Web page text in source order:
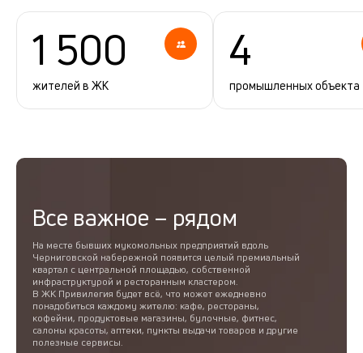
1 500
жителей в ЖК
4
промышленных объекта
Все важное – рядом
На месте бывших мукомольных предприятий вдоль
Черниговской набережной появится целый премиальный
квартал с центральной площадью, собственной
инфраструктурой и ресторанным кластером.
В ЖК Привилегия будет всё, что может ежедневно
понадобиться каждому жителю: кафе, рестораны,
кофейни, продуктовые магазины, булочные, фитнес,
салоны красоты, аптеки, пункты выдачи товаров и другие
полезные сервисы.